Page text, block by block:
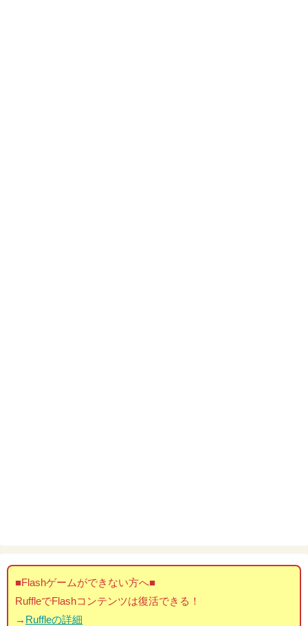
■Flashゲームができない方へ■
RuffleでFlashコンテンツは復活できる！
→ Ruffleの詳細